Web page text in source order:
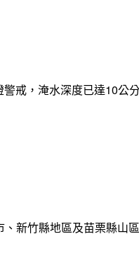
戒，淹水深度已達10公
新竹縣地區及苗栗縣